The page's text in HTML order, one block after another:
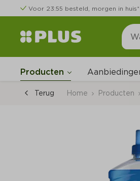
Voor 23:55 besteld, morgen in huis*
Producten
Terug Home Producten